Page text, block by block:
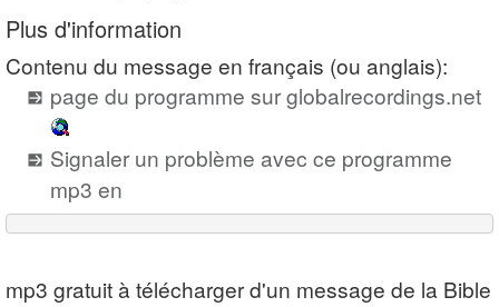
Plus d'information
Contenu du message en français (ou anglais):
page du programme sur globalrecordings.net
Signaler un problème avec ce programme
mp3 en
mp3 gratuit à télécharger d'un message de la Bible